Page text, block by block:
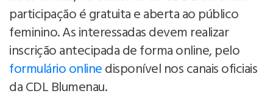
participação é gratuita e aberta ao público
feminino. As interessadas devem realizar
inscrição antecipada de forma online, pelo
formulário onlinedisponível nos canais oficiais
da CDL Blumenau.